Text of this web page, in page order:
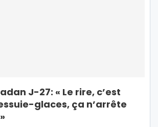
J-27: « Le rire, c’est
glaces, ça n’arrête